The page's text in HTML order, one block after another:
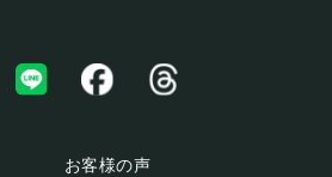
お客様の声